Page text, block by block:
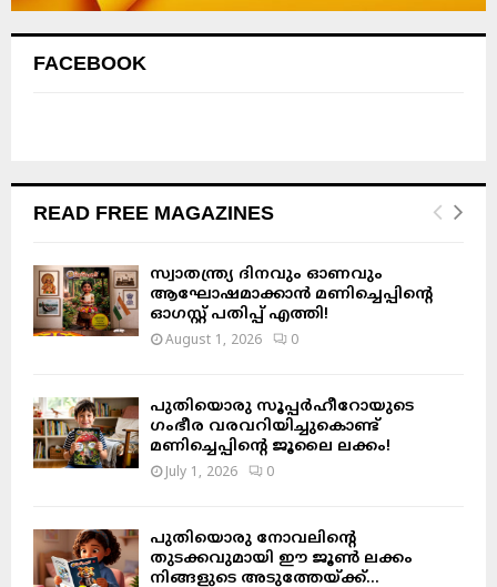
FACEBOOK
READ FREE MAGAZINES
സ്വാതന്ത്ര്യ ദിനവും ഓണവും
ആഘോഷമാക്കാൻ മണിച്ചെപ്പിന്റെ
ഓഗസ്റ്റ് പതിപ്പ് എത്തി!
August 1, 2026 0
പുതിയൊരു സൂപ്പർഹീറോയുടെ
ഗംഭീര വരവറിയിച്ചുകൊണ്ട്
മണിച്ചെപ്പിന്റെ ജൂലൈ ലക്കം!
July 1, 2026 0
പുതിയൊരു നോവലിന്റെ
തുടക്കവുമായി ഈ ജൂൺ ലക്കം
നിങ്ങളുടെ അടുത്തേയ്ക്ക്…